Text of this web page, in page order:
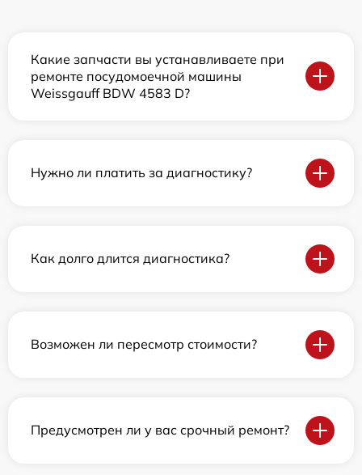
Какие запчасти вы устанавливаете при
ремонте посудомоечной машины
Weissgauff BDW 4583 D?
Нужно ли платить за диагностику?
Как долго длится диагностика?
Возможен ли пересмотр стоимости?
Предусмотрен ли у вас срочный ремонт?